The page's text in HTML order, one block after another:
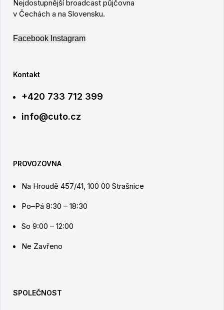
Nejdostupnější broadcast půjčovna
v Čechách a na Slovensku.
Facebook Instagram
Kontakt
+420 733 712 399
info@cuto.cz
PROVOZOVNA
Na Hroudě 457/41, 100 00 Strašnice
Po–Pá 8:30 – 18:30
So 9:00 – 12:00
Ne Zavřeno
SPOLEČNOST